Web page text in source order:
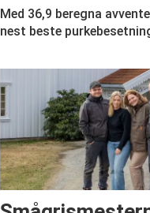
Med 36,9 beregna
nest beste